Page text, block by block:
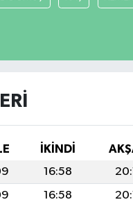
İKINDI
16:58
16:58